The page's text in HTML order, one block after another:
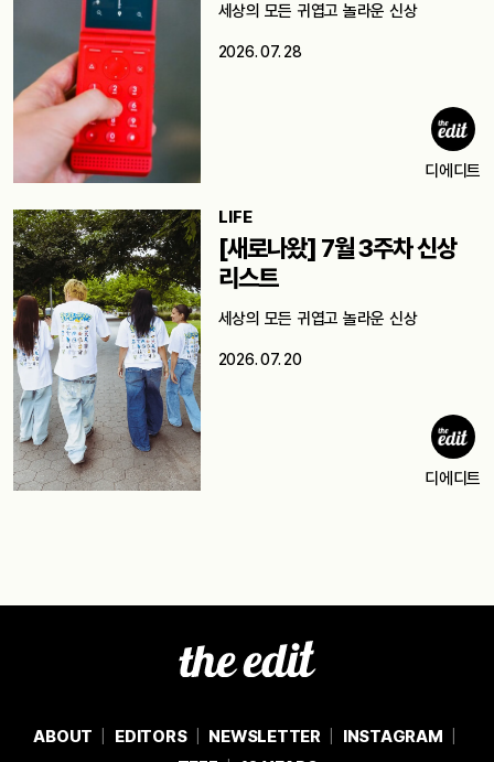
세상의 모든 귀엽고 놀라운 신상
2026. 07. 28
디에디트
LIFE
[새로나왔] 7월 3주차 신상
리스트
세상의 모든 귀엽고 놀라운 신상
2026. 07. 20
디에디트
ABOUT EDITORS NEWSLETTER
INSTAGRAM